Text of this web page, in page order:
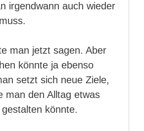
irgendwann auch wieder
man jetzt sagen. Aber
könnte ja ebenso
setzt sich neue Ziele,
man den Alltag etwas
könnte.